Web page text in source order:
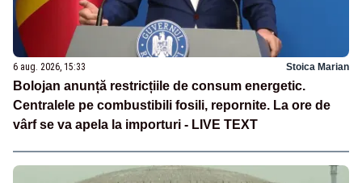
6 aug. 2026, 15:33 Stoica Marian
Bolojan anunță restricțiile de consum energetic.
Centralele pe combustibili fosili, repornite. La ore de
vârf se va apela la importuri - LIVE TEXT